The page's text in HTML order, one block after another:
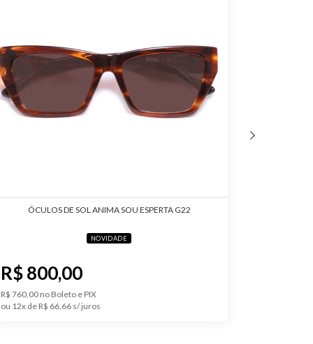
da
150 mm
Lentes Clássica
ÓCULOS DE SOL ANIMA SOU ESPERTA G22
NOVIDADE
R$ 800,00
R$ 760,00 no Boleto e PIX
ou 12x de R$ 66,66